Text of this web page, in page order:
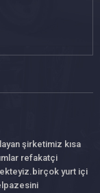
şirketimiz kısa
refakatçi
yurt içi